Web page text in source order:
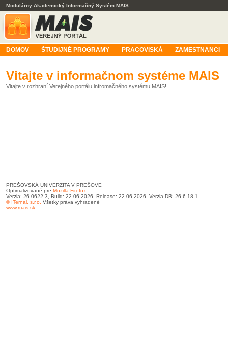
Modulárny Akademický Informačný Systém MAIS
DOMOV ŠTUDIJNÉ PROGRAMY PRACOVISKÁ ZAMESTNANCI
Vitajte v informačnom systéme MAIS
Vitajte v rozhraní Verejného portálu infromačného systému MAIS!
PREŠOVSKÁ UNIVERZITA V PREŠOVE
Optimalizované pre Mozilla Firefox
Verzia: 26.0622.3, Build: 22.06.2026, Release: 22.06.2026, Verzia DB: 26.6.18.1
© ITernal, s.r.o. Všetky práva vyhradené
www.mais.sk